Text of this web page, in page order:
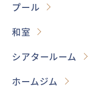
プール
和室
シアタールーム
ホームジム